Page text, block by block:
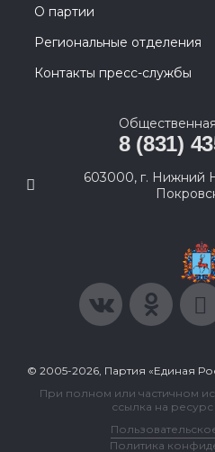
О партии
Региональные отделения
Контакты пресс-службы
8 (831)
603000, г. Нижний
© 2005-2026, Партия «Единая
При полном или частичном
ссылка на
Политика